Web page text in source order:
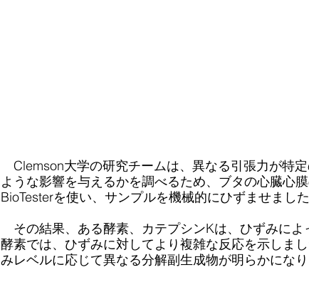
Clemson大学の研究チームは、異なる引張力が特
ような影響を与えるかを調べるため、ブタの心臓心
BioTesterを使い、サンプルを機械的にひずませました
その結果、ある酵素、カテプシンKは、ひずみに
酵素では、ひずみに対してより複雑な反応を示しま
みレベルに応じて異なる分解副生成物が明らかになり